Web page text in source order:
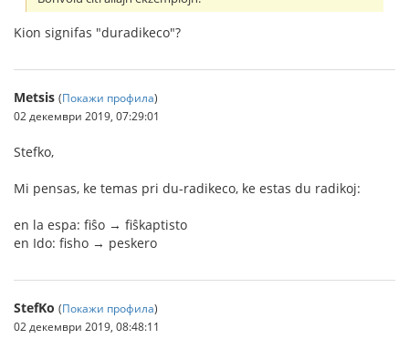
Kion signifas "duradikeco"?
Metsis (Покажи профила)
02 декември 2019, 07:29:01
Stefko,
Mi pensas, ke temas pri du-radikeco, ke estas du radikoj:
en la espa: fiŝo → fiŝkaptisto
en Ido: fisho → peskero
StefKo (Покажи профила)
02 декември 2019, 08:48:11